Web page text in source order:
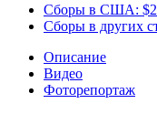
Сборы в США:
Сборы в других
Описание
Видео
Фоторепортаж